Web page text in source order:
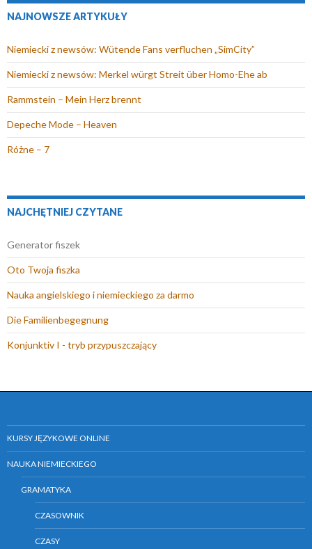
i
e
NAJNOWSZE ARTYKUŁY
Niemiecki z newsów: Wütende Fans verfluchen „SimCity”
Niemiecki z newsów: Merkel würgt Streit über Homo-Ehe ab
Rammstein – Mein Herz brennt
Depeche Mode – Heaven
Różne – 7
NAJCHĘTNIEJ CZYTANE
Generator fiszek
Oto Twoja fiszka
Nauka angielskiego i niemieckiego za darmo
Die Familienbegegnung
Konjunktiv I - tryb przypuszczający
KURSY JĘZYKOWE ONLINE
NAUKA NIEMIECKIEGO
GRAMATYKA
CZASOWNIK
CZASY